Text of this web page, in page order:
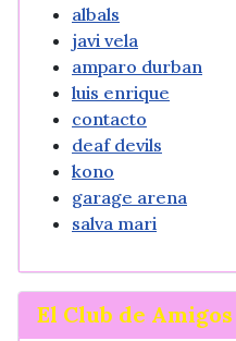
albals
javi vela
amparo durban
luis enrique
contacto
deaf devils
kono
garage arena
salva mari
El Club de